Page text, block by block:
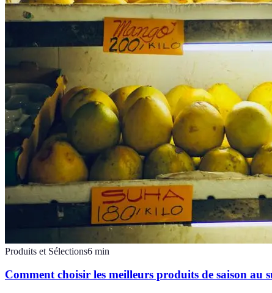
Produits et Sélections6 min
Comment choisir les meilleurs produits de saison au